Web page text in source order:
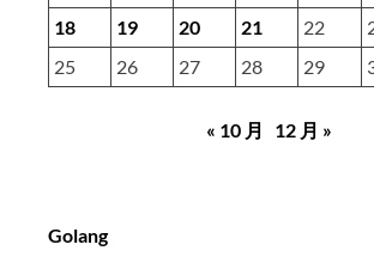
18
19 20 21 22
25
26 27 28 29
« 10 月 12 月 »
Golang